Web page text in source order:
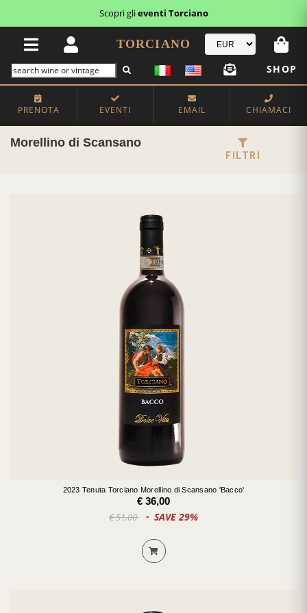
Scopri glieventi Torciano
TORCIANO
SHOP
PRENOTA EVENTI EMAIL CHIAMACI
Morellino di Scansano
FILTRI
2023 Tenuta Torciano Morellino di Scansano 'Bacco'
€ 36,00
€ 51,00 SAVE 29%